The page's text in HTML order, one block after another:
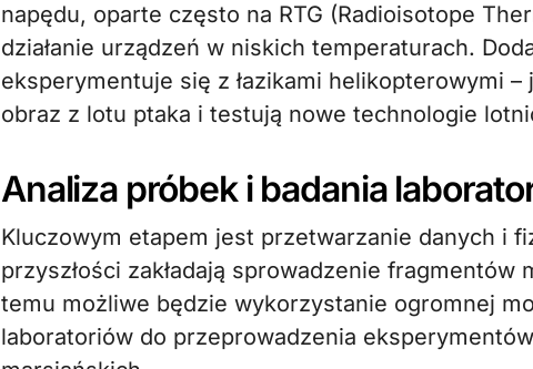
napędu, oparte często na RTG (Radioisotope
działanie urządzeń w niskich temperaturach.
eksperymentuje się z łazikami helikopterowymi
obraz z lotu ptaka i testują nowe technologie
Analiza próbek i badania
Kluczowym etapem jest przetwarzanie danych i
przyszłości zakładają sprowadzenie fragmentów
temu możliwe będzie wykorzystanie ogromnej
laboratoriów do przeprowadzenia